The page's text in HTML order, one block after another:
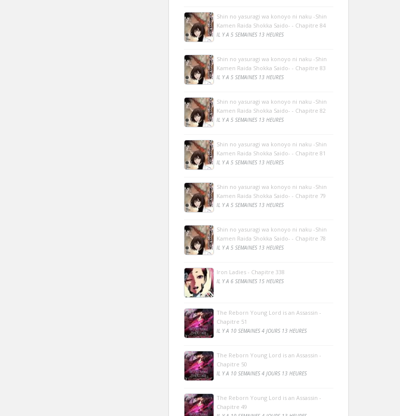
Shin no yasuragi wa konoyo ni naku -Shin
Kamen Raida Shokka Saido- - Chapitre 84
IL Y A 5 SEMAINES 13 HEURES
Shin no yasuragi wa konoyo ni naku -Shin
Kamen Raida Shokka Saido- - Chapitre 83
IL Y A 5 SEMAINES 13 HEURES
Shin no yasuragi wa konoyo ni naku -Shin
Kamen Raida Shokka Saido- - Chapitre 82
IL Y A 5 SEMAINES 13 HEURES
Shin no yasuragi wa konoyo ni naku -Shin
Kamen Raida Shokka Saido- - Chapitre 81
IL Y A 5 SEMAINES 13 HEURES
Shin no yasuragi wa konoyo ni naku -Shin
Kamen Raida Shokka Saido- - Chapitre 79
IL Y A 5 SEMAINES 13 HEURES
Shin no yasuragi wa konoyo ni naku -Shin
Kamen Raida Shokka Saido- - Chapitre 78
IL Y A 5 SEMAINES 13 HEURES
Iron Ladies - Chapitre 338
IL Y A 6 SEMAINES 15 HEURES
The Reborn Young Lord is an Assassin -
Chapitre 51
IL Y A 10 SEMAINES 4 JOURS 13 HEURES
The Reborn Young Lord is an Assassin -
Chapitre 50
IL Y A 10 SEMAINES 4 JOURS 13 HEURES
The Reborn Young Lord is an Assassin -
Chapitre 49